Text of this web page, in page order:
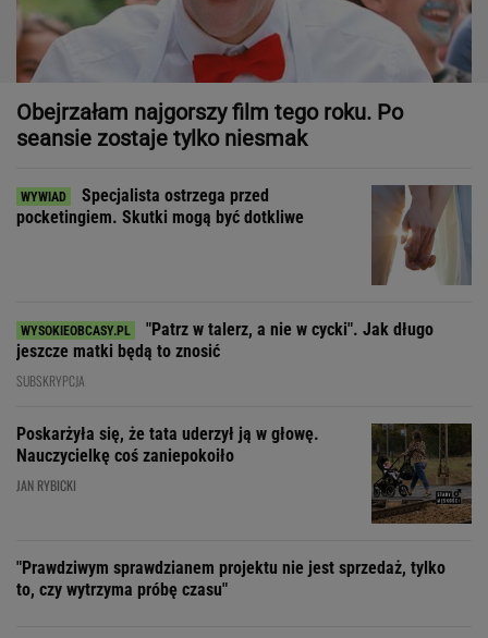
Obejrzałam najgorszy film tego roku. Po
seansie zostaje tylko niesmak
Specjalista ostrzega przed
pocketingiem. Skutki mogą być dotkliwe
"Patrz w talerz, a nie w cycki". Jak długo
jeszcze matki będą to znosić
SUBSKRYPCJA
Poskarżyła się, że tata uderzył ją w głowę.
Nauczycielkę coś zaniepokoiło
JAN RYBICKI
"Prawdziwym sprawdzianem projektu nie jest sprzedaż, tylko
to, czy wytrzyma próbę czasu"